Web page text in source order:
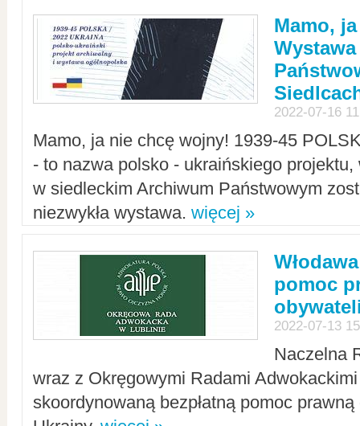
Mamo,
2022-07-16
Mamo, ja nie chcę wojny! 1939-45
- to nazwa polsko - ukraińskiego
w siedleckim Archiwum Państwowym
niezwykła wystawa. więcej »
pomoc
2022-07-13
Naczelna
wraz z Okręgowymi Radami Adwokackimi
skoordynowaną bezpłatną pomoc